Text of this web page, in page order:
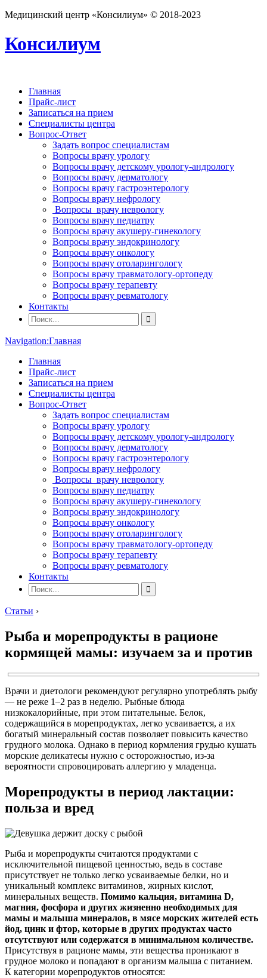
Медицинский центр «Консилиум» © 2018-2023
Консилиум
Главная
Прайс-лист
Записаться на прием
Специалисты центра
Вопрос-Ответ
Задать вопрос специалистам
Вопросы врачу урологу
Вопросы врачу детскому урологу-андрологу
Вопросы врачу дерматологу
Вопросы врачу гастроэнтерологу
Вопросы врачу нефрологу
Вопросы врачу неврологу
Вопросы врачу педиатру
Вопросы врачу акушеру-гинекологу
Вопросы врачу эндокринологу
Вопросы врачу онкологу
Вопросы врачу отоларингологу
Вопросы врачу травматологу-ортопеду
Вопросы врачу терапевту
Вопросы врачу ревматологу
Контакты
Navigation:Главная
Главная
Прайс-лист
Записаться на прием
Специалисты центра
Вопрос-Ответ
Задать вопрос специалистам
Вопросы врачу урологу
Вопросы врачу детскому урологу-андрологу
Вопросы врачу дерматологу
Вопросы врачу гастроэнтерологу
Вопросы врачу нефрологу
Вопросы врачу неврологу
Вопросы врачу педиатру
Вопросы врачу акушеру-гинекологу
Вопросы врачу эндокринологу
Вопросы врачу онкологу
Вопросы врачу отоларингологу
Вопросы врачу травматологу-ортопеду
Вопросы врачу терапевту
Вопросы врачу ревматологу
Контакты
Статьи ›
Рыба и морепродукты в рационе
кормящей мамы: изучаем за и против
Врачи и диетологи рекомендуют регулярно употреблять рыбу
— не реже 1–2 раз в неделю. Рыбные блюда
низкокалорийные, при этом питательные. Белок,
содержащийся в морепродуктах, легко усваивается, а их
богатый минеральный состав позволяет повысить качество
грудного молока. Однако в период кормления грудью кушать
морские деликатесы нужно с осторожностью, из-за
вероятности спровоцировать аллергию у младенца.
Морепродукты в период лактации:
польза и вред
Рыба и морепродукты считаются продуктами с
исключительной пищевой ценностью, ведь в составе
присутствует не только легко усваиваемые белки, но и
уникальный комплекс витаминов, жирных кислот,
минеральных веществ. Помимо кальция, витамина D,
магния, фосфора и других жизненно необходимых для
мамы и малыша минералов, в мясе морских жителей есть
йод, цинк и фтор, которые в других продуктах часто
отсутствуют или содержатся в минимальном количестве.
Присутствуя в рационе мамы, эти вещества проникают в
грудное молоко и попадают в организм малыша с питанием.
К категории морепродуктов относятся: